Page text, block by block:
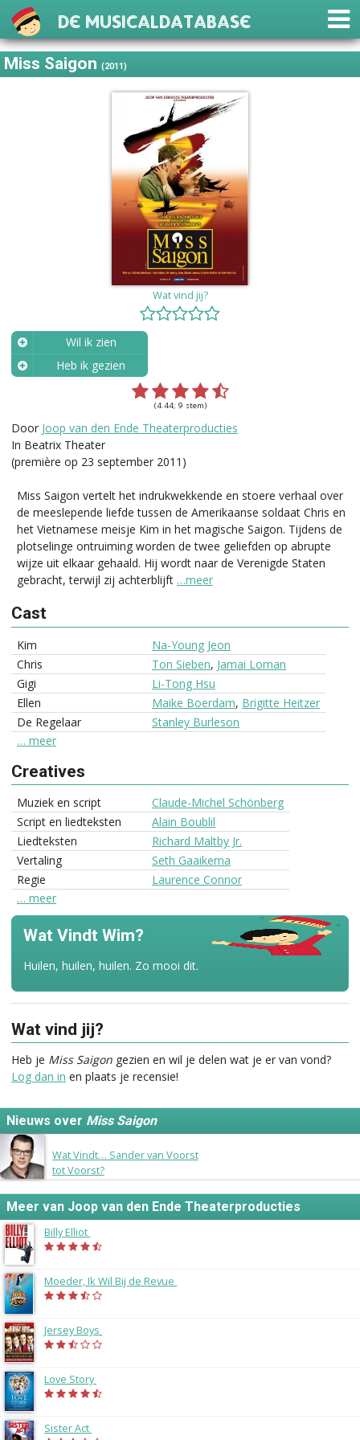
De Musicaldatabase
Miss Saigon(2011)
Wat vind jij?
Wil ik zien
Heb ik gezien
(4.44; 9 stem)
Door Joop van den Ende Theaterproducties
In Beatrix Theater
(première op 23 september 2011)
Miss Saigon vertelt het indrukwekkende en stoere verhaal over
de meeslepende liefde tussen de Amerikaanse soldaat Chris en
het Vietnamese meisje Kim in het magische Saigon. Tijdens de
plotselinge ontruiming worden de twee geliefden op abrupte
wijze uit elkaar gehaald. Hij wordt naar de Verenigde Staten
gebracht, terwijl zij achterblijft …meer
Cast
Kim
Na-Young Jeon
Chris
Ton Sieben, Jamai Loman
Gigi
Li-Tong Hsu
Ellen
Maike Boerdam, Brigitte Heitzer
De Regelaar
Stanley Burleson
… meer
Creatives
Muziek en script
Claude-Michel Schönberg
Script en liedteksten
Alain Boublil
Liedteksten
Richard Maltby Jr.
Vertaling
Seth Gaaikema
Regie
Laurence Connor
… meer
Wat Vindt Wim?
Huilen, huilen, huilen. Zo mooi dit.
Wat vind jij?
Heb je Miss Saigon gezien en wil je delen wat je er van vond?
Log dan in en plaats je recensie!
Nieuws over Miss Saigon
Wat Vindt… Sander van Voorst
tot Voorst?
Meer van Joop van den Ende Theaterproducties
Billy Elliot
Moeder, Ik Wil Bij de Revue
Jersey Boys
Love Story
Sister Act